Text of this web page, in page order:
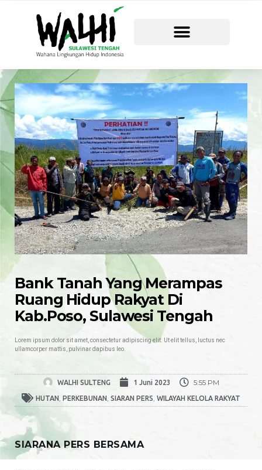
Bank Tanah Yang Merampas
Ruang Hidup Rakyat Di
Kab.Poso, Sulawesi Tengah
Lorem ipsum dolor sit amet, consectetur adipiscing elit. Ut elit tellus, luctus nec
ullamcorper mattis, pulvinar dapibus leo.
WALHI SULTENG 1 Juni 2023 5:55 PM
HUTAN PERKEBUNAN SIARAN PERS WILAYAH KELOLA RAKYAT
SIARANA PERS BERSAMA